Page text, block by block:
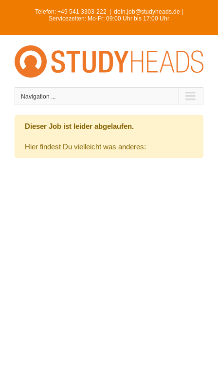
Telefon: +49 541 3303-222
dein.job@studyheads.de |
Servicezeiten: Mo-Fr: 09:00 Uhr bis 17:00 Uhr
Navigation ...
Dieser Job ist leider abgelaufen.
Hier findest Du vielleicht was anderes: